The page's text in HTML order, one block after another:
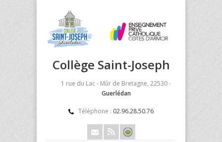
Collège Saint-Joseph
1 rue du Lac - Mûr de Bretagne, 22530 -
Guerlédan
Téléphone : 02.96.28.50.76